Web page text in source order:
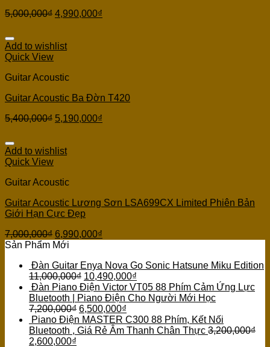
5,000,000₫ 4,990,000₫
Add to wishlist
Quick View
Guitar Acoustic
Guitar Acoustic Ba Đờn T420
5,400,000₫ 5,190,000₫
Add to wishlist
Quick View
Guitar Acoustic
Guitar Acoustic Lương Sơn LSA699CX Limited Phiên Bản
Giới Hạn Cực Đẹp
7,000,000₫ 6,990,000₫
Sản Phẩm Mới
Đàn Guitar Enya Nova Go Sonic Hatsune Miku Edition
11,000,000₫ 10,490,000₫
Đàn Piano Điện Victor VT05 88 Phím Cảm Ứng Lực
Bluetooth | Piano Điện Cho Người Mới Học
7,200,000₫ 6,500,000₫
Piano Điện MASTER C300 88 Phím, Kết Nối
Bluetooth , Giá Rẻ Âm Thanh Chân Thực 3,200,000₫
2,600,000₫